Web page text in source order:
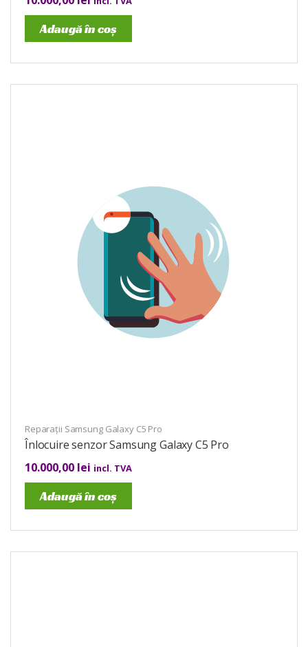
Adaugă în coș
Reparații Samsung Galaxy C5 Pro
Înlocuire senzor Samsung Galaxy C5 Pro
10.000,00 lei incl. TVA
Adaugă în coș